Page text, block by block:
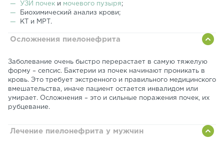
УЗИ почек и мочевого пузыря;
Биохимический анализ крови;
КТ и МРТ.
Осложнения пиелонефрита
Заболевание очень быстро перерастает в самую тяжелую
форму – сепсис. Бактерии из почек начинают проникать в
кровь. Это требует экстренного и правильного медицинского
вмешательства, иначе пациент остается инвалидом или
умирает. Осложнения – это и сильные поражения почек, их
рубцевание.
Лечение пиелонефрита у мужчин